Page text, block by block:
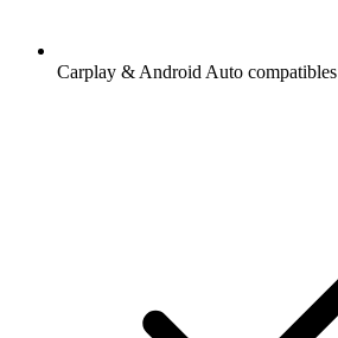
Carplay & Android Auto compatibles